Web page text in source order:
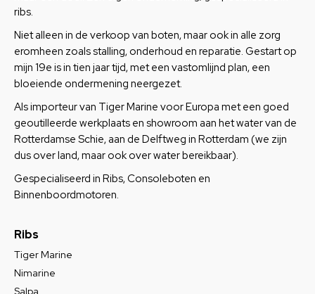
ribs.
Niet alleen in de verkoop van boten, maar ook in alle zorg
eromheen zoals stalling, onderhoud en reparatie. Gestart op
mijn 19e is in tien jaar tijd, met een vastomlijnd plan, een
bloeiende ondermening neergezet.
Als importeur van Tiger Marine voor Europa met een goed
geoutilleerde werkplaats en showroom aan het water van de
Rotterdamse Schie, aan de Delftweg in Rotterdam (we zijn
dus over land, maar ook over water bereikbaar).
Gespecialiseerd in Ribs, Consoleboten en
Binnenboordmotoren.
Ribs
Tiger Marine
Nimarine